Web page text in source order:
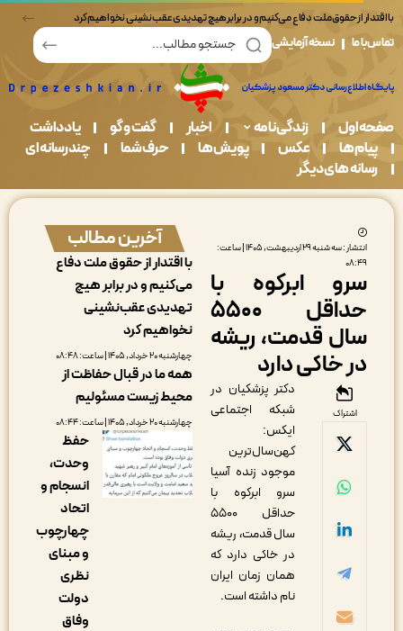
از حقوق ملت دفاع می‌کنیم و در برابر هیچ تهدیدی عقب‌نشینی نخواهیم کرد
نسخه آزمایشی
زندگی نامه اخبار گفت و گو
یادداشت
ها
عکس پویش ها حرف شما
چندرسانه ای
های دیگر
انتشار : سه شنبه ۲۹ اردیبهشت, ۱۴۰۵ | ساعت:
ابرکوه با
حداقل ۵۵۰۰
قدمت، ریشه
خاکی دارد
دکتر پزشکیان در
شبکه اجتماعی
کهن‌سال‌ترین
موجود زنده آسیا
سرو ابرکوه با
حداقل ۵۵۰۰
سال قدمت، ریشه
در خاکی دارد که
همان زمان ایران
نام داشته است.
آخرین مطالب
با اقتدار از حقوق ملت دفاع
می‌کنیم و در برابر هیچ
تهدیدی عقب‌نشینی
نخواهیم کرد
همه ما در قبال حفاظت از
محیط زیست مسئولیم
حفظ
وحدت،
انسجام و
چهارچوب